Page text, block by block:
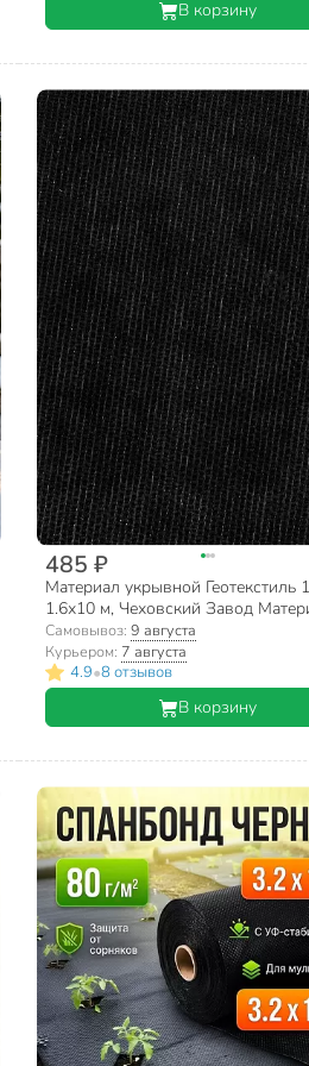
В корзину
485 ₽
Материал укрывной Геотекстиль
1.6х10 м, Чеховский Завод
строительный, садовый, упаковка,
ассортименте, 00-00003348
Самовывоз: 9 августа
Курьером: 7 августа
4.9•8 отзывов
В корзину